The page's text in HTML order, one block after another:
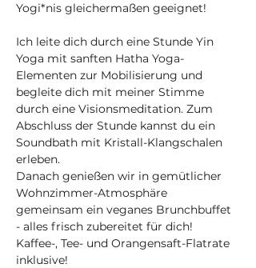
Yogi*nis gleichermaßen geeignet!
Ich leite dich durch eine Stunde Yin
Yoga mit sanften Hatha Yoga-
Elementen zur Mobilisierung und
begleite dich mit meiner Stimme
durch eine Visionsmeditation. Zum
Abschluss der Stunde kannst du ein
Soundbath mit Kristall-Klangschalen
erleben.
Danach genießen wir in gemütlicher
Wohnzimmer-Atmosphäre
gemeinsam ein veganes Brunchbuffet
- alles frisch zubereitet für dich!
Kaffee-, Tee- und Orangensaft-Flatrate
inklusive!